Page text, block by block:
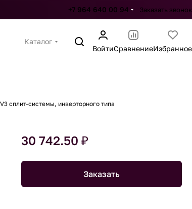
+7 964 640 00 94 Заказать звонок
Каталог
ВойтиСравнениеИзбранное
сплит-системы, инверторного типа
30 742.50 ₽
Заказать